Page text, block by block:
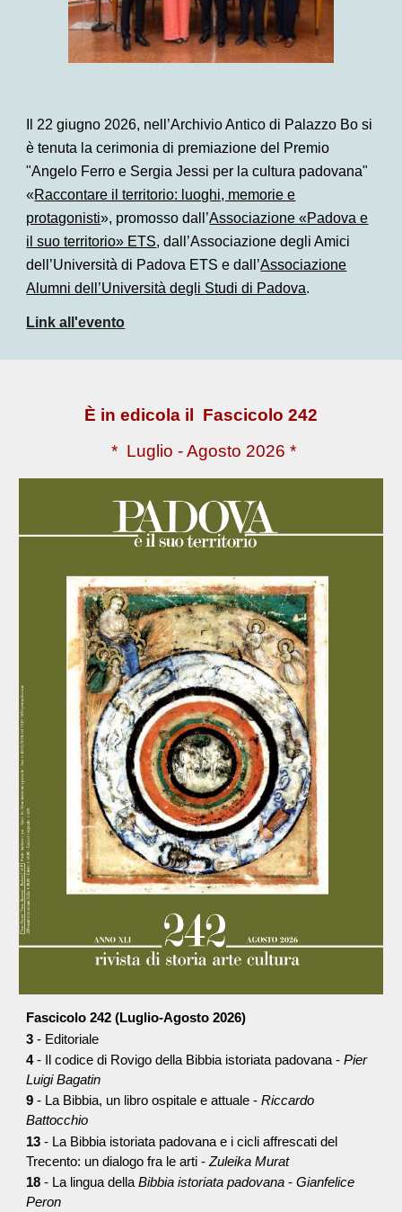
Il 22 giugno 2026, nell’Archivio Antico di Palazzo Bo si
è tenuta la cerimonia di premiazione del Premio
"Angelo Ferro e Sergia Jessi per la cultura padovana"
«Raccontare il territorio: luoghi, memorie e
protagonisti», promosso dall’Associazione «Padova e
il suo territorio» ETS, dall’Associazione degli Amici
dell’Università di Padova ETS e dall’Associazione
Alumni dell’Università degli Studi di Padova.
Link all'evento
È in edicola il Fascicolo 242
* Luglio - Agosto 2026 *
Fascicolo 242 (Luglio-Agosto 2026)
3 - Editoriale
4- Il codice di Rovigo della Bibbia istoriata padovana -Pier
Luigi Bagatin
9 - La Bibbia, un libro ospitale e attuale -Riccardo
Battocchio
13 - La Bibbia istoriata padovana e i cicli affrescati del
Trecento: un dialogo fra le arti -Zuleika Murat
18 - La lingua dellaBibbia istoriata padovana -Gianfelice
Peron